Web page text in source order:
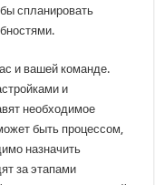
спланировать
и вашей команде.
и
необходимое
быть процессом,
назначить
за этапами